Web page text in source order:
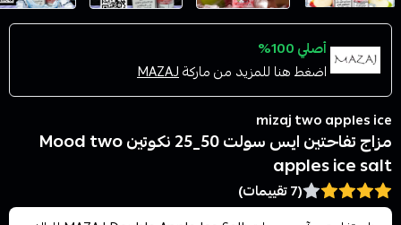
أصلي 100%
اضغط هنا للمزيد من ماركةMAZAJ
mizaj two apples ice
مزاج تفاحتين ايس سولت 50_25 نكوتين Mood two
apples ice salt
(7 تقييمات)